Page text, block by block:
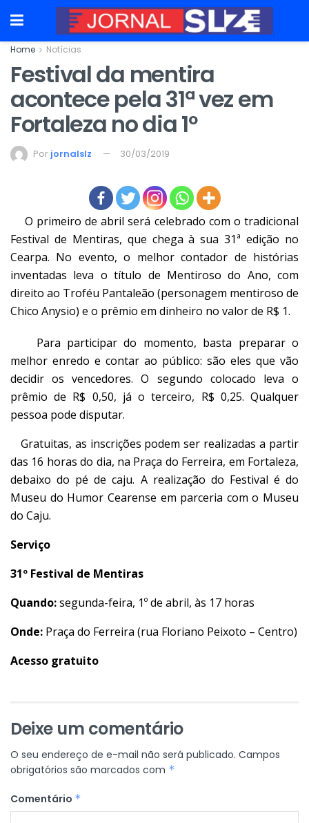
Home Notícias
Festival da mentira
acontece pela 31ª vez em
Fortaleza no dia 1º
Por jornalslz 30/03/2019
O primeiro de abril será celebrado com o tradicional
Festival de Mentiras, que chega à sua 31ª edição no
Cearpa. No evento, o melhor contador de histórias
inventadas leva o título de Mentiroso do Ano, com
direito ao Troféu Pantaleão (personagem mentiroso de
Chico Anysio) e o prêmio em dinheiro no valor de R$ 1.
Para participar do momento, basta preparar o
melhor enredo e contar ao público: são eles que vão
decidir os vencedores. O segundo colocado leva o
prêmio de R$ 0,50, já o terceiro, R$ 0,25. Qualquer
pessoa pode disputar.
Gratuitas, as inscrições podem ser realizadas a partir
das 16 horas do dia, na Praça do Ferreira, em Fortaleza,
debaixo do pé de caju. A realização do Festival é do
Museu do Humor Cearense em parceria com o Museu
do Caju.
Serviço
31º Festival de Mentiras
Quando:segunda-feira, 1º de abril, às 17 horas
Onde: Praça do Ferreira (rua Floriano Peixoto – Centro)
Acesso gratuito
Deixe um comentário
O seu endereço de e-mail não será publicado. Campos
obrigatórios são marcados com *
Comentário *